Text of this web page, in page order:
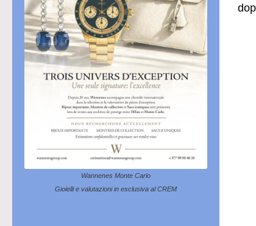
Wannenes Monte Carlo
Gioielli e valutazioni in esclusiva al CREM